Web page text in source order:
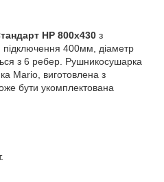
HP 800х430 з
400мм, діаметр
з 6 ребер. Рушникосушарка
Mario, виготовлена з
бути укомплектована